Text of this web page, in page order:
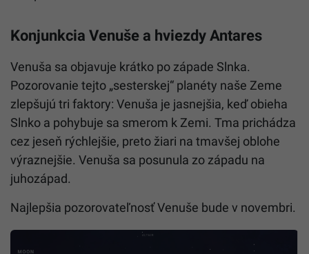
Konjunkcia Venuše a hviezdy Antares
Venuša sa objavuje krátko po západe Slnka.
Pozorovanie tejto „sesterskej“ planéty naše Zeme
zlepšujú tri faktory: Venuša je jasnejšia, keď obieha
Slnko a pohybuje sa smerom k Zemi. Tma prichádza
cez jeseň rýchlejšie, preto žiari na tmavšej oblohe
výraznejšie. Venuša sa posunula zo západu na
juhozápad.
Najlepšia pozorovateľnosť Venuše bude v novembri.